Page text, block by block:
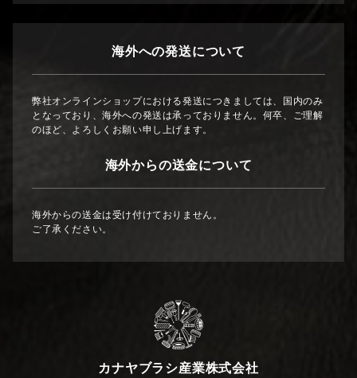
海外への発送について
弊社オンラインショップにおける発送につきましては、国内のみ
となっており、海外への発送は承っておりません。何卒、ご理解
のほど、よろしくお願い申し上げます。
海外からの送金について
海外からの送金は受け付けておりません。
ご了承ください。
カナヤブラシ産業株式会社